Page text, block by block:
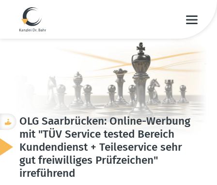
OLG Saarbrücken: Online-Werbung
mit "TÜV Service tested Bereich
Kunden­dienst + Teile­service sehr
gut freiwil­liges Prüfzeichen"
irreführend